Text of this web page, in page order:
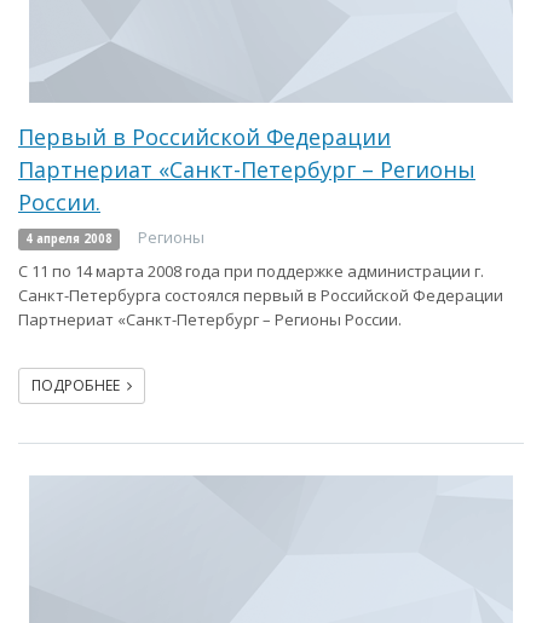
Первый в Российской Федерации
Партнериат «Санкт-Петербург – Регионы
России.
4 апреля 2008
Регионы
С 11 по 14 марта 2008 года при поддержке администрации г.
Санкт-Петербурга состоялся первый в Российской Федерации
Партнериат «Санкт-Петербург – Регионы России.
ПОДРОБНЕЕ